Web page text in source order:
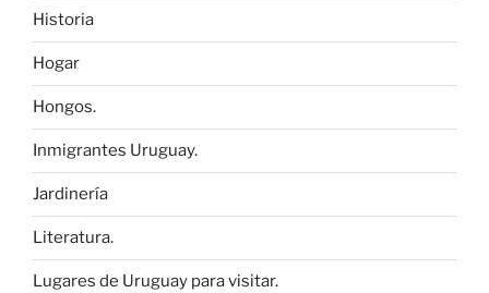
Historia
Hogar
Hongos.
Inmigrantes Uruguay.
Jardinería
Literatura.
Lugares de Uruguay para visitar.